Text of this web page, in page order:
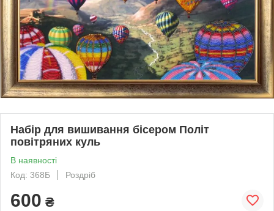
Набір для вишивання бісером Політ
повітряних куль
В наявності
Код: 368Б
Роздріб
600 ₴